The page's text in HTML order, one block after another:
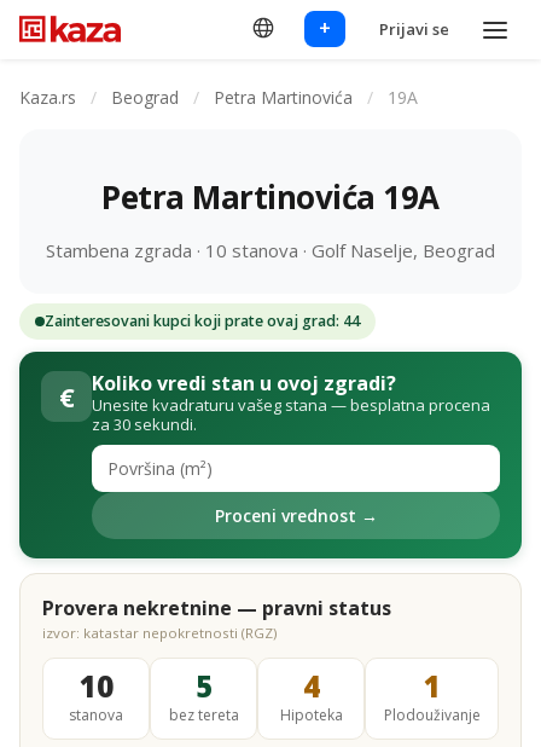
+ Prijavi se
Kaza.rs / Beograd / Petra Martinovića / 19A
Petra Martinovića 19A
Stambena zgrada · 10 stanova · Golf Naselje, Beograd
Zainteresovani kupci koji prate ovaj grad: 44
€ Koliko vredi stan u ovoj zgradi?
Unesite kvadraturu vašeg stana — besplatna procena
za 30 sekundi.
Proceni vrednost →
Provera nekretnine — pravni status
izvor: katastar nepokretnosti (RGZ)
10
stanova
5
bez tereta
4
Hipoteka
1
Plodouživanje